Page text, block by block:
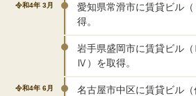
令和4年 3月
愛知県常滑市に賃貸ビル
得。
岩手県盛岡市に賃貸ビル
Ⅳ）を取得。
令和4年 6月
名古屋市中区に賃貸ビル